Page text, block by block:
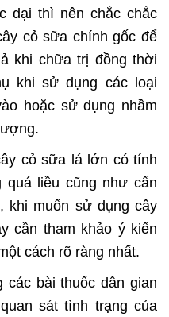
dại thì nên chắc chắc
cỏ sữa chính gốc để
khi chữa trị đồng thời
khi sử dụng các loại
hoặc sử dụng nhầm
cỏ sữa lá lớn có tính
quá liều cũng như cẩn
khi muốn sử dụng cây
cần tham khảo ý kiến
cách rõ ràng nhất.
các bài thuốc dân gian
sát tình trạng của